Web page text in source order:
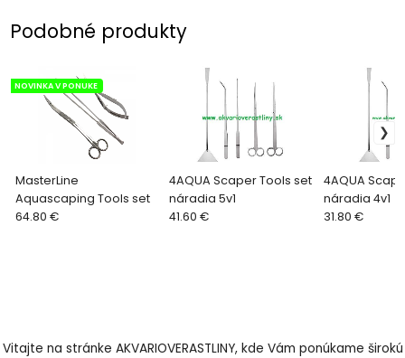
Podobné produkty
MasterLine
Aquascaping Tools set
NOVINKA V PONUKE
64.80 €
4AQUA Scaper Tools set
náradia 5v1
41.60 €
4AQUA
náradia 4v1
31.80 €
Vitajte na stránke AKVARIOVERASTLINY, kde Vám ponúkame širokú